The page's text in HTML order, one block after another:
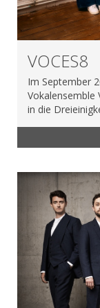
VOCES8
Im September
Vokalensemble
in die